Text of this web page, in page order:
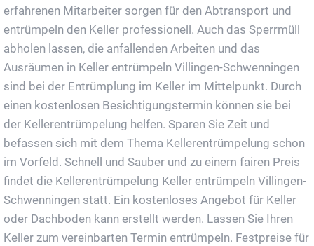
erfahrenen Mitarbeiter sorgen für den Abtransport und
entrümpeln den Keller professionell. Auch das Sperrmüll
abholen lassen, die anfallenden Arbeiten und das
Ausräumen in Keller entrümpeln Villingen-Schwenningen
sind bei der Entrümplung im Keller im Mittelpunkt. Durch
einen kostenlosen Besichtigungstermin können sie bei
der Kellerentrümpelung helfen. Sparen Sie Zeit und
befassen sich mit dem Thema Kellerentrümpelung schon
im Vorfeld. Schnell und Sauber und zu einem fairen Preis
findet die Kellerentrümpelung Keller entrümpeln Villingen-
Schwenningen statt. Ein kostenloses Angebot für Keller
oder Dachboden kann erstellt werden. Lassen Sie Ihren
Keller zum vereinbarten Termin entrümpeln. Festpreise für